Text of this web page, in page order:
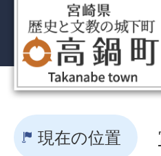
現在の位置